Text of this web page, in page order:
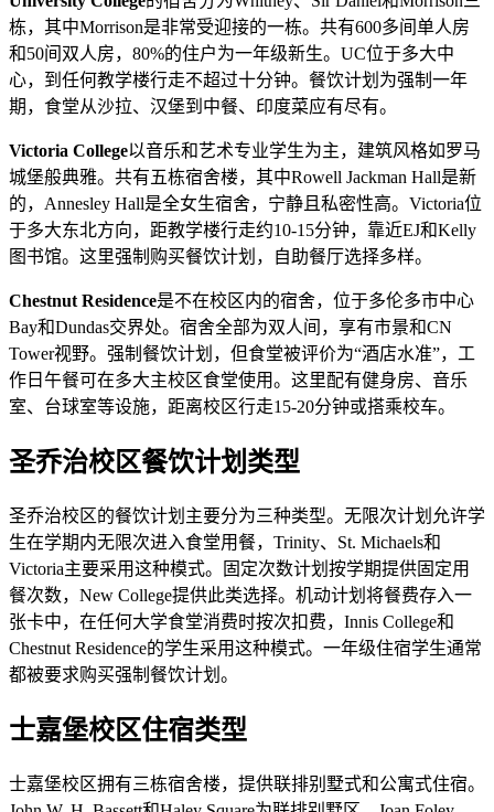
栋，其中Morrison是非常受迎接的一栋。共有600多间单人房
和50间双人房，80%的住户为一年级新生。UC位于多大中
心，到任何教学楼行走不超过十分钟。餐饮计划为强制一年
期，食堂从沙拉、汉堡到中餐、印度菜应有尽有。
Victoria College以音乐和艺术专业学生为主，建筑风格如罗马
城堡般典雅。共有五栋宿舍楼，其中Rowell Jackman Hall是新
的，Annesley Hall是全女生宿舍，宁静且私密性高。Victoria位
于多大东北方向，距教学楼行走约10-15分钟，靠近EJ和Kelly
图书馆。这里强制购买餐饮计划，自助餐厅选择多样。
Chestnut Residence是不在校区内的宿舍，位于多伦多市中心
Bay和Dundas交界处。宿舍全部为双人间，享有市景和CN
Tower视野。强制餐饮计划，但食堂被评价为“酒店水准”，工
作日午餐可在多大主校区食堂使用。这里配有健身房、音乐
室、台球室等设施，距离校区行走15-20分钟或搭乘校车。
圣乔治校区餐饮计划类型
圣乔治校区的餐饮计划主要分为三种类型。无限次计划允许学
生在学期内无限次进入食堂用餐，Trinity、St. Michaels和
Victoria主要采用这种模式。固定次数计划按学期提供固定用
餐次数，New College提供此类选择。机动计划将餐费存入一
张卡中，在任何大学食堂消费时按次扣费，Innis College和
Chestnut Residence的学生采用这种模式。一年级住宿学生通常
都被要求购买强制餐饮计划。
士嘉堡校区住宿类型
士嘉堡校区拥有三栋宿舍楼，提供联排别墅式和公寓式住宿。